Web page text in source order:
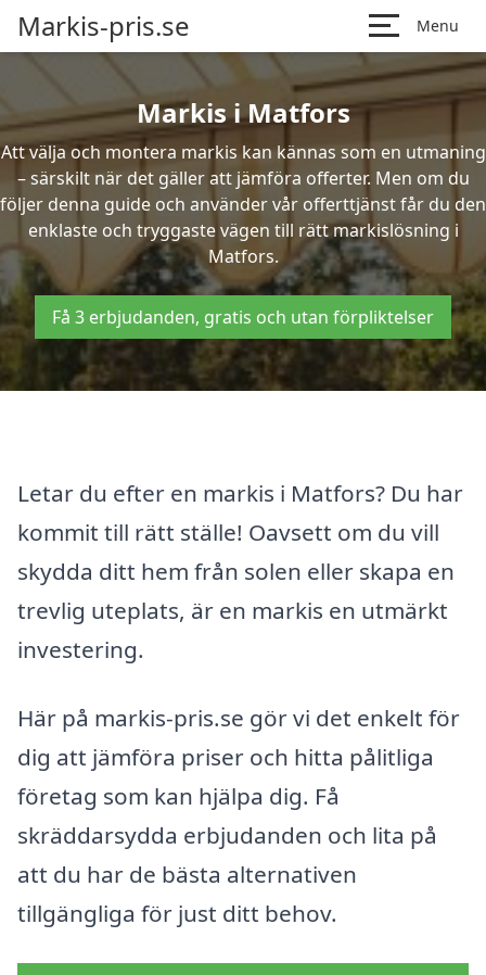
Markis-pris.se Menu
Markis i Matfors
Att välja och montera markis kan kännas som en utmaning
– särskilt när det gäller att jämföra offerter. Men om du
följer denna guide och använder vår offerttjänst får du den
enklaste och tryggaste vägen till rätt markislösning i
Matfors.
Få 3 erbjudanden, gratis och utan förpliktelser
Letar du efter en markis i Matfors? Du har
kommit till rätt ställe! Oavsett om du vill
skydda ditt hem från solen eller skapa en
trevlig uteplats, är en markis en utmärkt
investering.
Här på markis-pris.se gör vi det enkelt för
dig att jämföra priser och hitta pålitliga
företag som kan hjälpa dig. Få
skräddarsydda erbjudanden och lita på
att du har de bästa alternativen
tillgängliga för just ditt behov.